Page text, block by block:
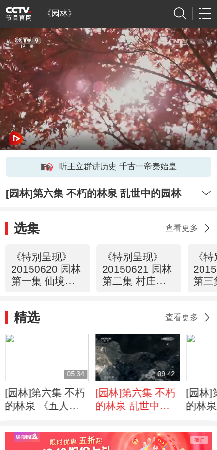
《园林》
听王立群讲历史 千古一帝秦始皇
[园林]第六集 不朽的林泉 乱世中的园林
选集 查看更多
《特别呈现》
20150620 园林
第一集 仙境在
《特别呈现》
20150621 园林
第二集 村庄里
《
第三
精选 查看更多
05:34
[园林]第六集 不朽
的林泉 《五人墓
的动荡
09:42
[园林]第六集 不朽
的林泉 乱世中的
[园林]
的林